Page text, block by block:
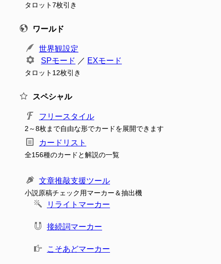
タロット7枚引き
ワールド
世界観設定
SPモード ／ EXモード
タロット12枚引き
スペシャル
フリースタイル
2～8枚まで自由な形でカードを展開できます
カードリスト
全156種のカードと解説の一覧
文章推敲支援ツール
小説原稿チェック用マーカー＆抽出機
リライトマーカー
接続詞マーカー
こそあどマーカー